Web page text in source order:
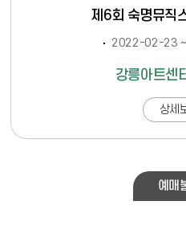
제6회 숙명뮤직
2022-02-23
강릉아트센
상세
예매